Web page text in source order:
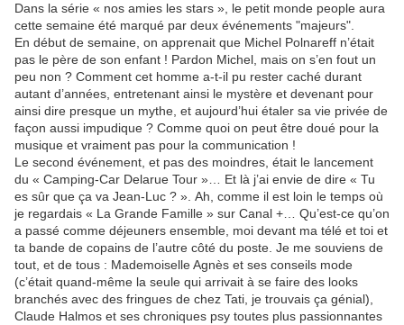
Dans la série « nos amies les stars », le petit monde people aura
cette semaine été marqué par deux événements "majeurs".
En début de semaine, on apprenait que Michel Polnareff n’était
pas le père de son enfant ! Pardon Michel, mais on s’en fout un
peu non ? Comment cet homme a-t-il pu rester caché durant
autant d’années, entretenant ainsi le mystère et devenant pour
ainsi dire presque un mythe, et aujourd’hui étaler sa vie privée de
façon aussi impudique ? Comme quoi on peut être doué pour la
musique et vraiment pas pour la communication !
Le second événement, et pas des moindres, était le lancement
du « Camping-Car Delarue Tour »… Et là j’ai envie de dire « Tu
es sûr que ça va Jean-Luc ? ». Ah, comme il est loin le temps où
je regardais « La Grande Famille » sur Canal +… Qu’est-ce qu’on
a passé comme déjeuners ensemble, moi devant ma télé et toi et
ta bande de copains de l’autre côté du poste. Je me souviens de
tout, et de tous : Mademoiselle Agnès et ses conseils mode
(c’était quand-même la seule qui arrivait à se faire des looks
branchés avec des fringues de chez Tati, je trouvais ça génial),
Claude Halmos et ses chroniques psy toutes plus passionnantes